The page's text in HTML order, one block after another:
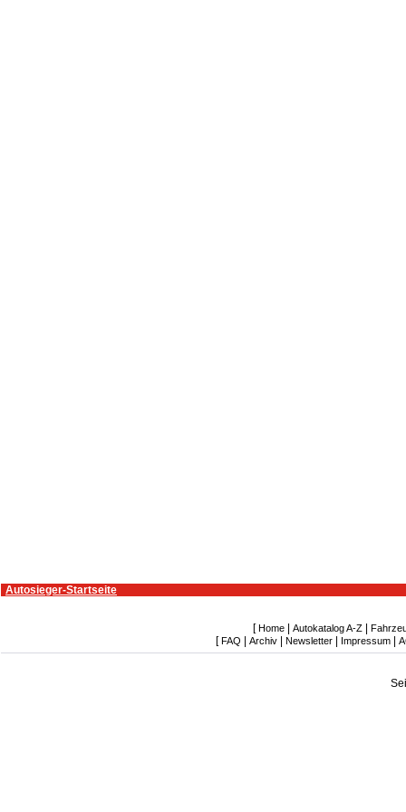
Autosieger-Startseite
[ Home| Autokatalog A-Z|
[ FAQ Archiv Newsletter Impressum